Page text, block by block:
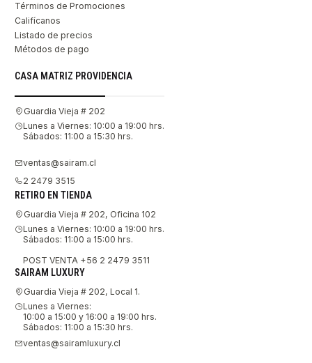
Términos de Promociones
Califícanos
Listado de precios
Métodos de pago
CASA MATRIZ PROVIDENCIA
Guardia Vieja # 202
Lunes a Viernes: 10:00 a 19:00 hrs.
Sábados: 11:00 a 15:30 hrs.
ventas@sairam.cl
2 2479 3515
RETIRO EN TIENDA
Guardia Vieja # 202, Oficina 102
Lunes a Viernes: 10:00 a 19:00 hrs.
Sábados: 11:00 a 15:00 hrs.
POST VENTA +56 2 2479 3511
SAIRAM LUXURY
Guardia Vieja # 202, Local 1.
Lunes a Viernes:
10:00 a 15:00 y 16:00 a 19:00 hrs.
Sábados: 11:00 a 15:30 hrs.
ventas@sairamluxury.cl